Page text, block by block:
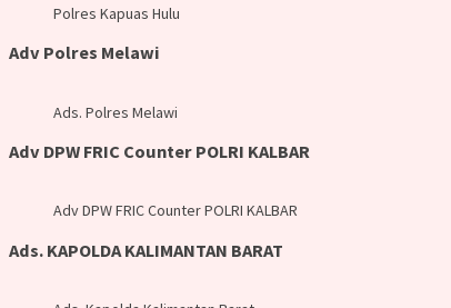
Polres Kapuas Hulu
Adv Polres Melawi
Ads. Polres Melawi
Adv DPW FRIC Counter POLRI KALBAR
Adv DPW FRIC Counter POLRI KALBAR
Ads. KAPOLDA KALIMANTAN BARAT